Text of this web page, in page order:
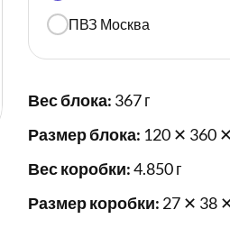
ПВЗ Москва
Вес блока: 367 г
Размер блока: 120 ✕ 360
Вес коробки:4.850 г
Размер коробки: 27 ✕ 38